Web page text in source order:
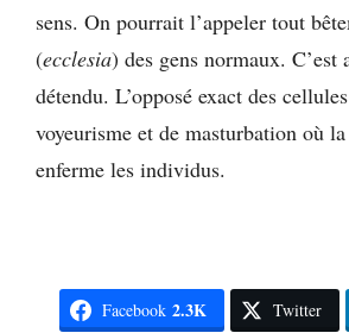
sens. On pourrait l’appeler tout
(ecclesia) des gens normaux. C’est
détendu. L’opposé exact des
voyeurisme et de masturbation où
enferme les individus.
Facebook 2.3K Twitter